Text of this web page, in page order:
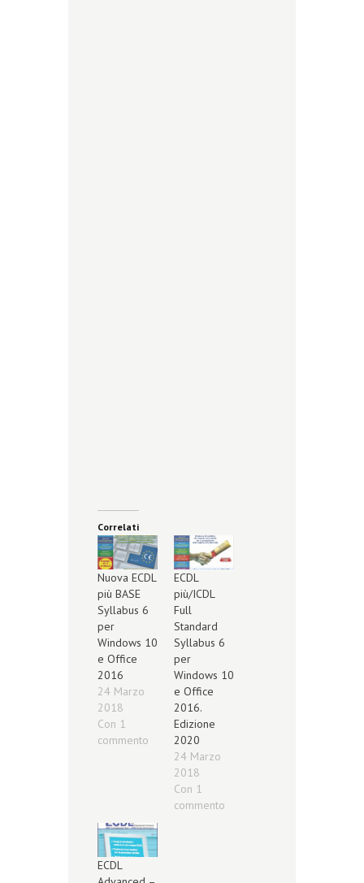
Correlati
Nuova ECDL
più BASE
Syllabus 6
per
Windows 10
e Office
2016
24 Marzo
2018
Con 1
commento
ECDL
più/ICDL
Full
Standard
Syllabus 6
per
Windows 10
e Office
2016.
Edizione
2020
24 Marzo
2018
Con 1
commento
ECDL